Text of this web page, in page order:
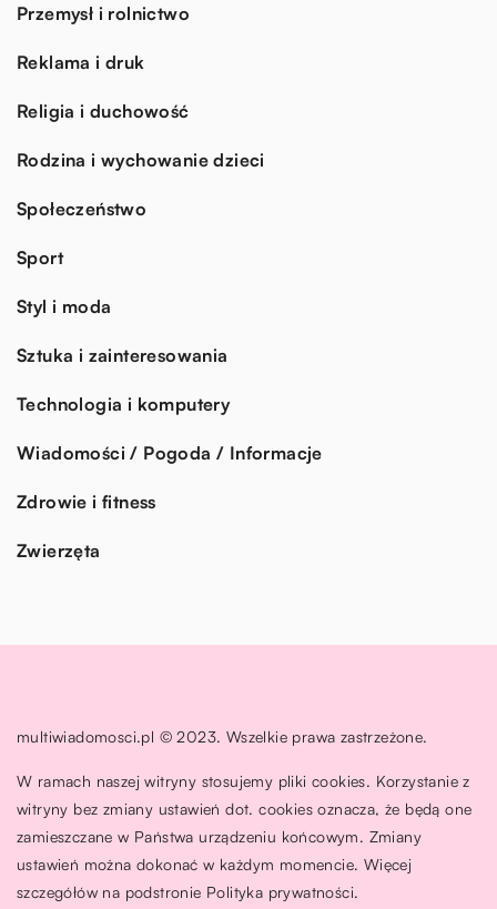
Przemysł i rolnictwo
Reklama i druk
Religia i duchowość
Rodzina i wychowanie dzieci
Społeczeństwo
Sport
Styl i moda
Sztuka i zainteresowania
Technologia i komputery
Wiadomości / Pogoda / Informacje
Zdrowie i fitness
Zwierzęta
multiwiadomosci.pl © 2023. Wszelkie prawa zastrzeżone.
W ramach naszej witryny stosujemy pliki cookies. Korzystanie z
witryny bez zmiany ustawień dot. cookies oznacza, że będą one
zamieszczane w Państwa urządzeniu końcowym. Zmiany
ustawień można dokonać w każdym momencie. Więcej
szczegółów na podstronie Polityka prywatności.